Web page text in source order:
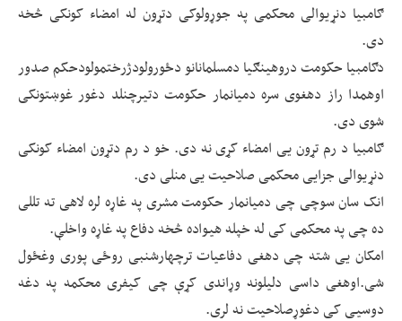
ګامبیا دنړیوالی محکمی په جوړولوکی دتړون له امضاء کونکی څخه
دی.
دګامبیا حکومت دروهینګیا دمسلمانانو دځورولودژرختمولودحکم صدور
اوهمدا راز دهغوی سره دمیانمار حکومت دتیرچنلد دغور غوښتونکی
شوی دی.
ګامبیا د رم تړون یی امضاء کړی نه دی. خو د رم دتړون امضاء کونکی
دنړیوالی جزایی محکمی صلاحیت یی منلی دی.
انک سان سوچی چی دمیانمار حکومت مشری په غاړه لره لاهی ته تللی
ده چی په محکمی کی له خپله هیواده څخه دفاع په غاړه واخلې.
امکان یی شته چی دهغی دفاعیات ترچهارشنبی روځی پوری وغځول
شی.اوهغی داسی دلیلونه وړاندی کړې چی کیفری محکمه په دغه
دوسیی کی دغوړصلاحیت نه لری.